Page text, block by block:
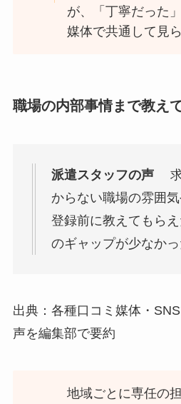
が、「丁寧だった
媒体で共通して見ら
職場の内部事情まで教え
派遣スタッフの声求
からない職場の雰囲気
登録前に教えてもら
のギャップが少なかっ
出典：各種口コミ媒体・
声を編集部で要約
地域ごとに専任の